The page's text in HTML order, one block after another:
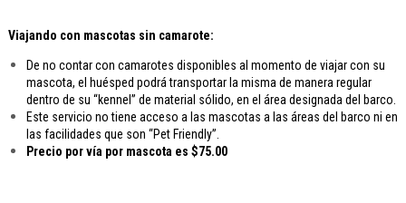
Viajando con mascotas sin camarote:
De no contar con camarotes disponibles al momento de viajar con su
mascota, el huésped podrá transportar la misma de manera regular
dentro de su “kennel” de material sólido, en el área designada del barco.
Este servicio no tiene acceso a las mascotas a las áreas del barco ni en
las facilidades que son “Pet Friendly”.
Precio por vía por mascota es $75.00